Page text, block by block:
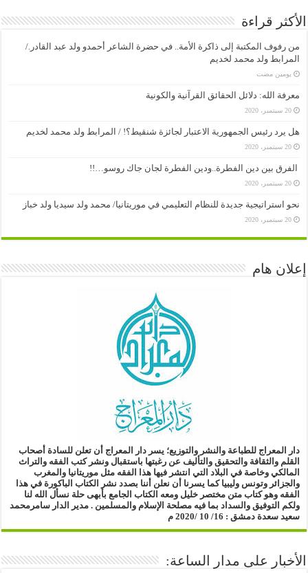
الأكثر قراءة
من رفوف المكتبة إلى ذاكرة الأمة.. في حضرة الشاعر أحمدو ولد عبد القادر./
المرابط ولد محمد لخديم
‏يومين مضت
معرفة الله: دلائل الحقائق القرآنية والكونية
20 سبتمبر، 2020
هل يرد رئيس الجمهورية الاعتبار لجائزة شنقيط؟! / المرابط ولد محمد لخديم
20 سبتمبر، 2020
الفرق بين دين الفطرة..ودين الفطرة لجان جاك روسو…!!
20 سبتمبر، 2020
نحو استراتيجية جديدة للنظام التعليمي في موريتانيا/ محمد ولد سيديا ولد خباز
20 سبتمبر، 2020
إعلان هام
دار المعراج للطباعة والنشر والتوزيع؛ يسر دار المعراج أن تعلن للسادة أصحاب
القلم والثقافة والتحقيق والتأليف عن رغبتها باستقبال ونشر كتب الفقه والتراث
المالكي وخاصة في البلاد التي انتشر فيها هذا الفقه مثل موريتانيا والمغرب
والجزائر وتونس وليبيا كما يسرنا أن نعلن أننا بصدد نشر الكتاب الباكورة في هذا
الفقه وهو كتاب متن مختصر خليل ومعه الكتاب الجامع بأبهى حلة نسأل الله لنا
ولكم التوفيق والسداد بما فيه مصلحة الإسلام والمسلمين . مدير الدار سامرمحمد
سعيد سعدة دمشق : 16/ 10 /2020 م
الأخبار على مدار الساعة: